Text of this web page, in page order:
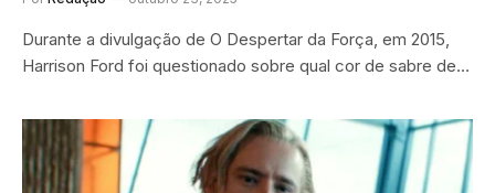
Durante a divulgação de O Despertar da Força, em 2015,
Harrison Ford foi questionado sobre qual cor de sabre de…